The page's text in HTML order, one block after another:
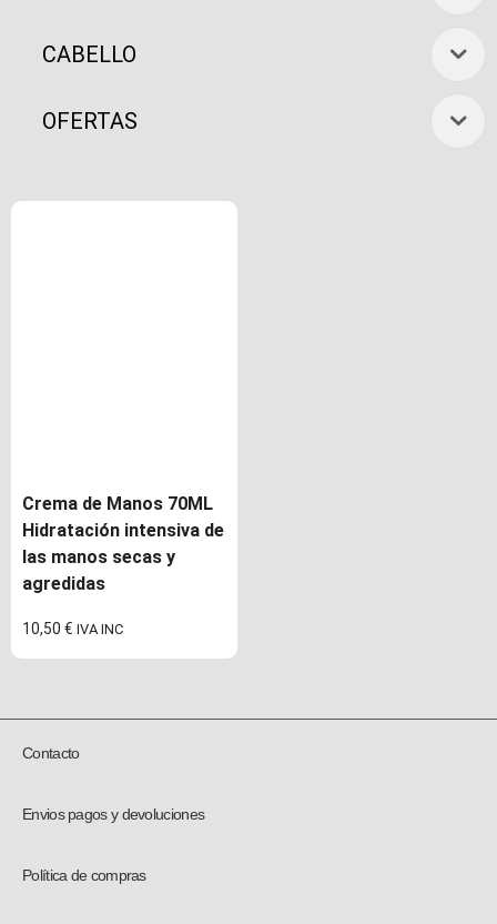
CABELLO
OFERTAS
Crema de Manos 70ML
Hidratación intensiva de
las manos secas y
agredidas
10,50 € IVA INC
Contacto
Envios pagos y devoluciones
Política de compras